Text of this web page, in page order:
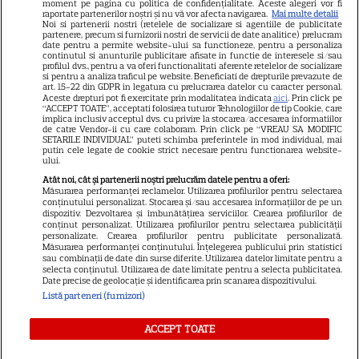
Știri mondene
Avantaje
Elle
Unica
Retete practice
URMĂREȘTE-NE PE
Copyright2026Ringier Romania – Toate Drepturile rezervate
Jocurile de noroc sunt interzise minorilor.
moment pe pagina cu politica de confidențialitate. Aceste alegeri vor fi
raportate partenerilor noștri și nu vă vor afecta navigarea. Mai multe detalii
Noi si partenerii nostri (retelele de socializare si agentiile de publicitate
partenere, precum si furnizorii nostri de servicii de date analitice) prelucram
date pentru a permite website-ului sa functioneze, pentru a personaliza
continutul si anunturile publicitare afisate in functie de interesele si/sau
profilul dvs., pentru a va oferi functionalitati aferente retelelor de socializare
si pentru a analiza traficul pe website. Beneficiati de drepturile prevazute de
art. 15-22 din GDPR in legatura cu prelucrarea datelor cu caracter personal.
Aceste drepturi pot fi exercitate prin modalitatea indicataaici. Prin click pe
“ACCEPT TOATE”, acceptati folosirea tuturor Tehnologiilor de tip Cookie, care
implica inclusiv acceptul dvs. cu privire la stocarea/accesarea informatiilor
de catre Vendor-ii cu care colaboram. Prin click pe “VREAU SA MODIFIC
SETARILE INDIVIDUAL” puteti schimba preferintele in mod individual, mai
putin cele legate de cookie strict necesare pentru functionarea website-
ului.
Atât noi, cât și partenerii noștri prelucrăm datele pentru a oferi:
Măsurarea performanței reclamelor. Utilizarea profilurilor pentru selectarea
conținutului personalizat. Stocarea și/sau accesarea informațiilor de pe un
dispozitiv. Dezvoltarea și îmbunătățirea serviciilor. Crearea profilurilor de
conținut personalizat. Utilizarea profilurilor pentru selectarea publicității
personalizate. Crearea profilurilor pentru publicitate personalizată.
Măsurarea performanței conținutului. Înțelegerea publicului prin statistici
sau combinații de date din surse diferite. Utilizarea datelor limitate pentru a
selecta conținutul. Utilizarea de date limitate pentru a selecta publicitatea.
Date precise de geolocație și identificarea prin scanarea dispozitivului.
Listă parteneri (furnizori)
ACCEPT TOATE